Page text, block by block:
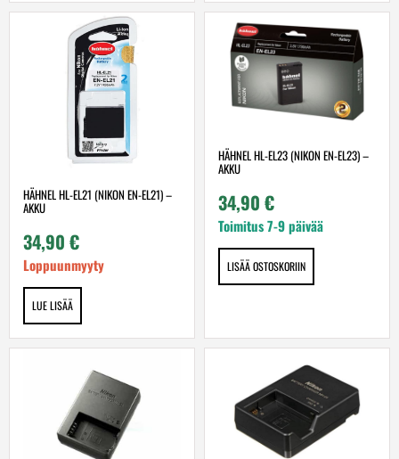
HÄHNEL HL-EL21 (NIKON EN-EL21) –
AKKU
34,90 €
Loppuunmyyty
LUE LISÄÄ
HÄHNEL HL-EL23 (NIKON EN-EL23) –
AKKU
34,90 €
Toimitus 7-9 päivää
LISÄÄ OSTOSKORIIN